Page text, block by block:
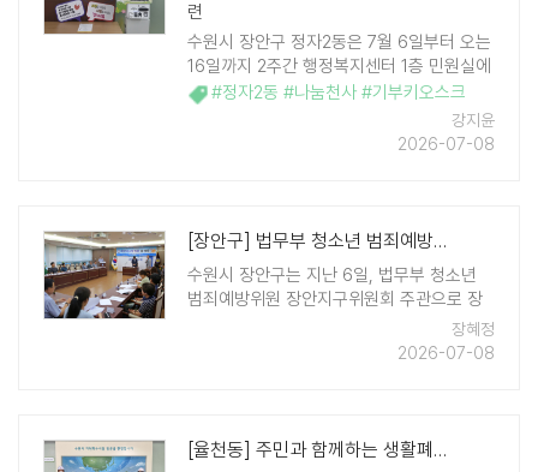
련
수원시 장안구 정자2동은 7월 6일부터 오는
16일까지 2주간 행정복지센터 1층 민원실에
이동형 기부 키오스크를 운영한다고 밝혔다.
이번 키오스크는 카드나 간편결제 등을 통해
누구나 손쉽게 기부에 참여할 수 있도록 마 ..
#정자2동 #나눔천사 #기부키오스크
강지윤
2026-07-08
[장안구] 법무부 청소년 범죄예방위원 장안지구위원회 월례회의 개최
수원시 장안구는 지난 6일, 법무부 청소년
범죄예방위원 장안지구위원회 주관으로 장
안구청 상황실에서 월례회의를 개최했다. 이
번 회의는 지난 7월 1일자로 새롭게 취임한
장혜정
2026-07-08
[율천동] 주민과 함께하는 생활폐기물 샘플링 실시